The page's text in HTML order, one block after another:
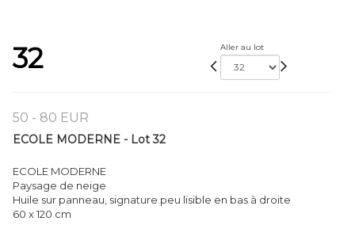
32 Aller au lot
50 - 80 EUR
ECOLE MODERNE - Lot 32
ECOLE MODERNE
Paysage de neige
Huile sur panneau, signature peu lisible en bas à droite
60 x 120 cm